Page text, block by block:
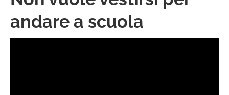
andare a scuola